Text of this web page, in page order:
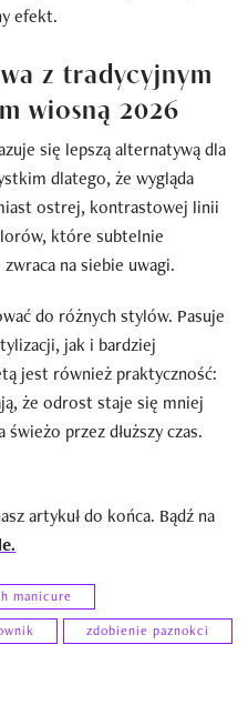
efekt.
z tradycyjnym
wiosną 2026
się lepszą alternatywą dla
dlatego, że wygląda
ostrej, kontrastowej linii
które subtelnie
na siebie uwagi.
do różnych stylów. Pasuje
jak i bardziej
jest również praktyczność:
że odrost staje się mniej
przez dłuższy czas.
artykuł do końca. Bądź na
manicure
zdobienie paznokci